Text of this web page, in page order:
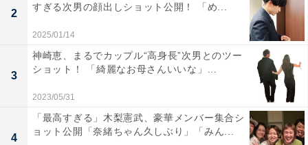
2
すぎる次男の顔出しショット公開！ 「め...
2025/01/14
3
神崎恵、まるでカップル“高身長”次男とのツー
ショット！ 「綺麗なお母さんいいな」...
2023/05/31
4
「最高すぎる」木梨憲武、豪華メンバー集合シ
ョット公開「奈緒ちゃん久しぶり」「みん...